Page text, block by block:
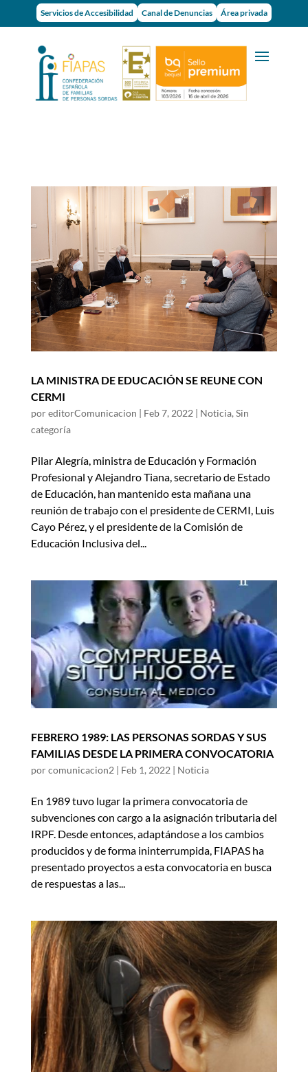
Servicios de Accesibilidad Canal de Denuncias Área privada
LA MINISTRA DE EDUCACIÓN SE REUNE CON
CERMI
poreditorComunicacion | Feb 7, 2022 | Noticia, Sin
categoría
Pilar Alegría, ministra de Educación y Formación
Profesional y Alejandro Tiana, secretario de Estado
de Educación, han mantenido esta mañana una
reunión de trabajo con el presidente de CERMI, Luis
Cayo Pérez, y el presidente de la Comisión de
Educación Inclusiva del...
FEBRERO 1989: LAS PERSONAS SORDAS Y SUS
FAMILIAS DESDE LA PRIMERA CONVOCATORIA
porcomunicacion2 | Feb 1, 2022 | Noticia
En 1989 tuvo lugar la primera convocatoria de
subvenciones con cargo a la asignación tributaria del
IRPF. Desde entonces, adaptándose a los cambios
producidos y de forma ininterrumpida, FIAPAS ha
presentado proyectos a esta convocatoria en busca
de respuestas a las...